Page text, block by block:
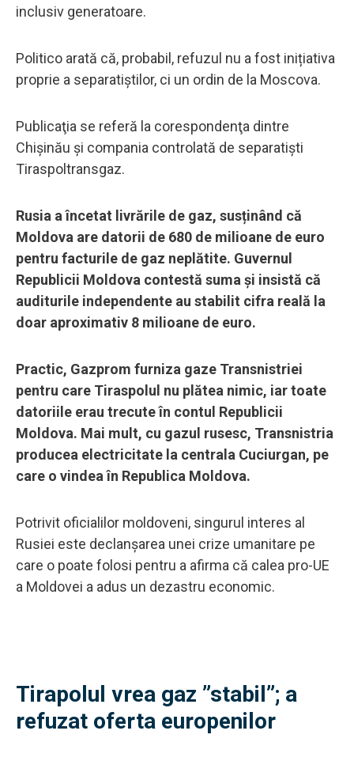
inclusiv generatoare.
Politico arată că, probabil, refuzul nu a fost inițiativa
proprie a separatiștilor, ci un ordin de la Moscova.
Publicaţia se referă la corespondenţa dintre
Chişinău şi compania controlată de separatişti
Tiraspoltransgaz.
Rusia a încetat livrările de gaz, susținând că
Moldova are datorii de 680 de milioane de euro
pentru facturile de gaz neplătite. Guvernul
Republicii Moldova contestă suma și insistă că
auditurile independente au stabilit cifra reală la
doar aproximativ 8 milioane de euro.
Practic, Gazprom furniza gaze Transnistriei
pentru care Tiraspolul nu plătea nimic, iar toate
datoriile erau trecute în contul Republicii
Moldova. Mai mult, cu gazul rusesc, Transnistria
producea electricitate la centrala Cuciurgan, pe
care o vindea în Republica Moldova.
Potrivit oficialilor moldoveni, singurul interes al
Rusiei este declanșarea unei crize umanitare pe
care o poate folosi pentru a afirma că calea pro-UE
a Moldovei a adus un dezastru economic.
Tirapolul vrea gaz ”stabil”; a
refuzat oferta europenilor